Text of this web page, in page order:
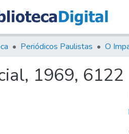
Periódicos Paulistas O
1969, 6122